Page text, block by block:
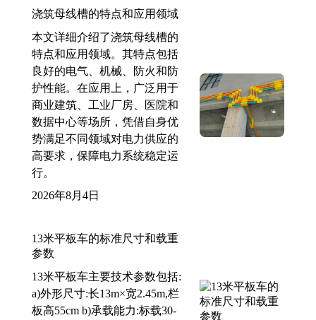
浇筑母线槽的特点和应用领域
本文详细介绍了浇筑母线槽的
特点和应用领域。其特点包括
良好的电气、机械、防火和防
护性能。在应用上，广泛用于
商业建筑、工业厂房、医院和
数据中心等场所，凭借自身优
势满足不同领域对电力供应的
高要求，保障电力系统稳定运
行。
2026年8月4日
13米平板车的标准尺寸和载重
参数
13米平板车主要技术参数包括:
a)外形尺寸:长13m×宽2.45m,栏
板高55cm b)承载能力:标载30-